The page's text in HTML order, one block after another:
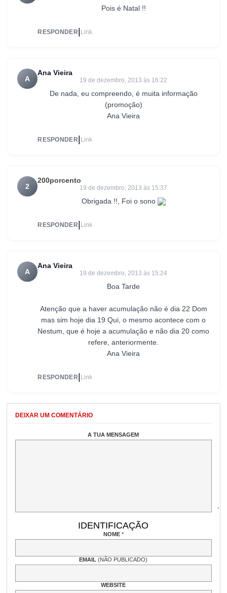
Pois é Natal !!
RESPONDER Link
A
Ana Vieira
19 de dezembro, 2013 às 16:22
De nada, eu compreendo, é muita informação
(promoção)
Ana Vieira
RESPONDER Link
2
200porcento
19 de dezembro, 2013 às 15:37
Obrigada !!, Foi o sono
RESPONDER Link
A
Ana Vieira
19 de dezembro, 2013 às 15:24
Boa Tarde
Atenção que a haver acumulação não é dia 22 Dom
mas sim hoje dia 19 Qui, o mesmo acontece com o
Nestum, que é hoje a acumulação e não dia 20 como
refere, anteriormente.
Ana Vieira
RESPONDER Link
DEIXAR UM COMENTÁRIO
A TUA MENSAGEM
IDENTIFICAÇÃO
NOME *
EMAIL(NÃO PUBLICADO)
WEBSITE